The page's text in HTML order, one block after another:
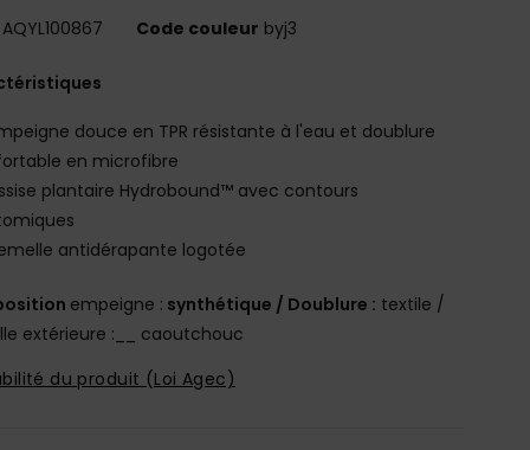
AQYL100867 Code couleur byj3
douce en TPR résistante à l'eau et doublure
en microfibre
plantaire Hydrobound™ avec contours
antidérapante logotée
empeigne : synthétique / Doublure : textile /
extérieure :__ caoutchouc
du produit (Loi Agec)